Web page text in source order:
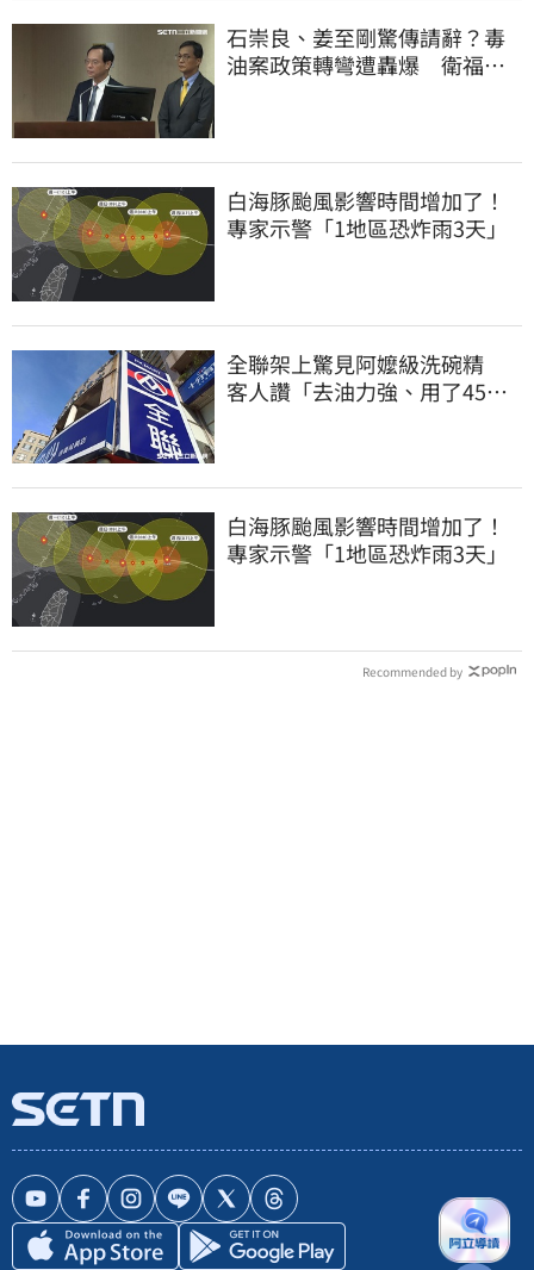
石崇良、姜至剛驚傳請辭？毒
油案政策轉彎遭轟爆 衛福部
白海豚颱風影響時間增加了！
專家示警「1地區恐炸雨3天」
全聯架上驚見阿嬤級洗碗精
客人讚「去油力強、用了45
白海豚颱風影響時間增加了！
專家示警「1地區恐炸雨3天」
Recommended by